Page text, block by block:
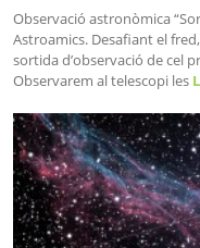
Observació astronòmica
Astroamics. Desafiant el
sortida d’observació de cel
Observarem al telescopi les